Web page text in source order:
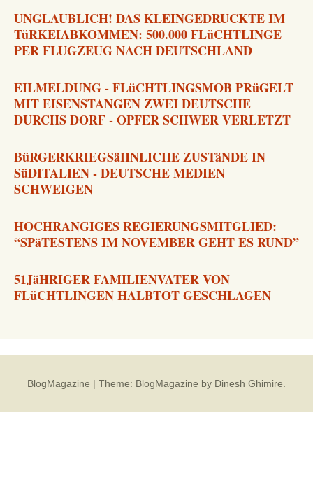
UNGLAUBLICH! DAS KLEINGEDRUCKTE IM
TüRKEIABKOMMEN: 500.000 FLüCHTLINGE
PER FLUGZEUG NACH DEUTSCHLAND
EILMELDUNG - FLüCHTLINGSMOB PRüGELT
MIT EISENSTANGEN ZWEI DEUTSCHE
DURCHS DORF - OPFER SCHWER VERLETZT
BüRGERKRIEGSäHNLICHE ZUSTäNDE IN
SüDITALIEN - DEUTSCHE MEDIEN
SCHWEIGEN
HOCHRANGIGES REGIERUNGSMITGLIED:
“SPäTESTENS IM NOVEMBER GEHT ES RUND”
51JäHRIGER FAMILIENVATER VON
FLüCHTLINGEN HALBTOT GESCHLAGEN
BlogMagazine | Theme: BlogMagazine by Dinesh Ghimire